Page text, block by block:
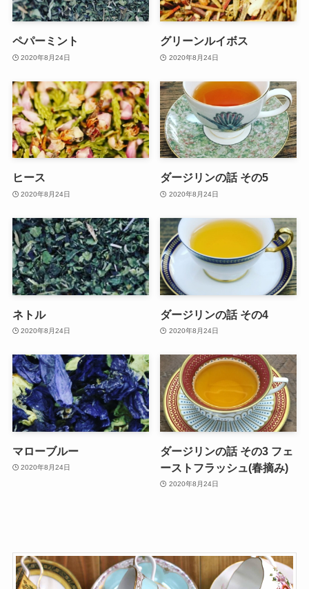
ペパーミント
2020年8月24日
グリーンルイボス
2020年8月24日
ヒース
2020年8月24日
ダージリンの話 その5
2020年8月24日
ネトル
2020年8月24日
ダージリンの話 その4
2020年8月24日
マローブルー
2020年8月24日
ダージリンの話 その3 フェ
ーストフラッシュ(春摘み)
2020年8月24日